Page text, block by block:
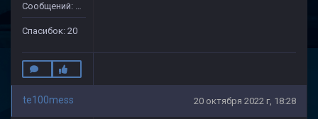
Сообщений: 149
Спасибок: 20
te100mess 20 октября 2022 г, 18:28